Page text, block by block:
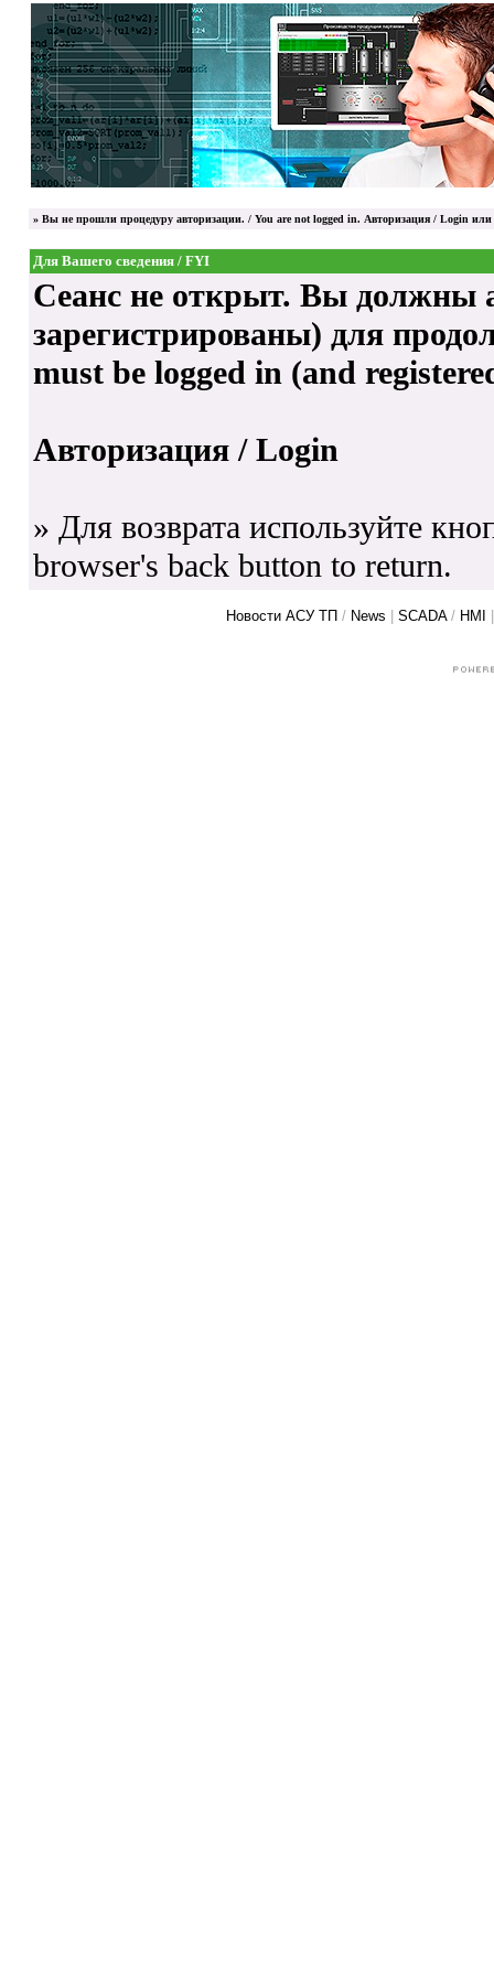
» Вы не прошли процедуру авторизации. / You are not logged in. Авторизация / Login
Для Вашего сведения / FYI
Сеанс не открыт. Вы должны
зарегистрированы) для
must be logged in (and
Авторизация / Login
» Для возврата используйте
browser's back button to return.
Новости АСУ ТП / News SCADA/ HMI